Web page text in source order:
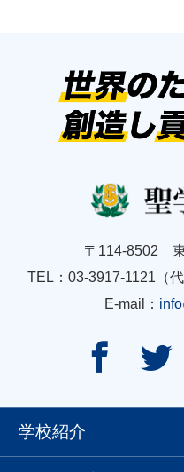
〒114-8502
TEL：03-3917-1121（
E-mail：
 
学校紹介